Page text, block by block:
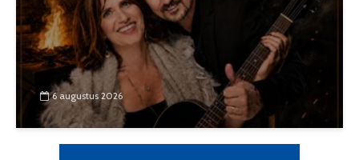
6 augustus 2026